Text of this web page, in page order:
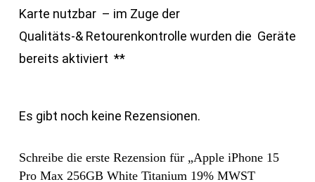
Karte nutzbar – im Zuge der
Qualitäts-& Retourenkontrolle wurden die Geräte
bereits aktiviert **
Es gibt noch keine Rezensionen.
Schreibe die erste Rezension für „Apple iPhone 15
Pro Max 256GB White Titanium 19% MWST